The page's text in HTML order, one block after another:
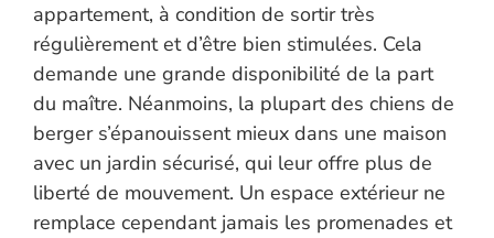
appartement, à condition de sortir très
régulièrement et d’être bien stimulées. Cela
demande une grande disponibilité de la part
du maître. Néanmoins, la plupart des chiens de
berger s’épanouissent mieux dans une maison
avec un jardin sécurisé, qui leur offre plus de
liberté de mouvement. Un espace extérieur ne
remplace cependant jamais les promenades et